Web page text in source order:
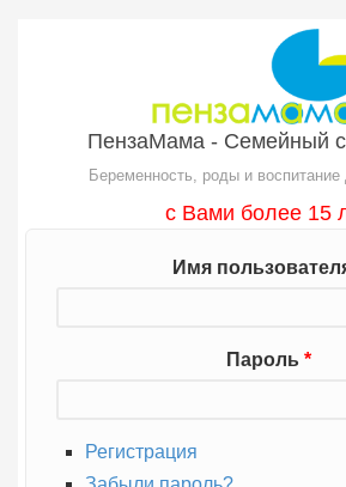
ПензаМама - Семейный
Беременность, роды и воспитание
с Вами более 15
Имя
Пароль *
Регистрация